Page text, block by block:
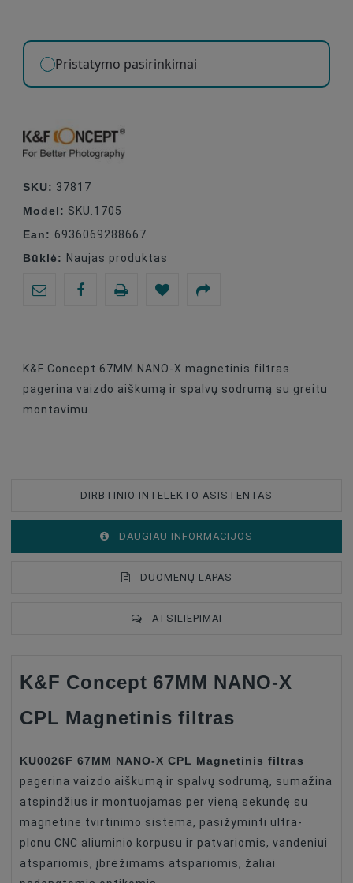
Pristatymo pasirinkimai
SKU: 37817
Model: SKU.1705
Ean: 6936069288667
Būklė: Naujas produktas
K&F Concept 67MM NANO-X magnetinis filtras
pagerina vaizdo aiškumą ir spalvų sodrumą su greitu
montavimu.
DIRBTINIO INTELEKTO ASISTENTAS
DAUGIAU INFORMACIJOS
DUOMENŲ LAPAS
ATSILIEPIMAI
Type Of Product Objektyvo Filtras
Filter Type CPL (polarising)
K&F Concept 67MM NANO-X
CPL Magnetinis filtras
KU0026F 67MM NANO-X CPL Magnetinis filtras
pagerina vaizdo aiškumą ir spalvų sodrumą, sumažina
atspindžius ir montuojamas per vieną sekundę su
magnetine tvirtinimo sistema, pasižyminti ultra-
plonu CNC aliuminio korpusu ir patvariomis, vandeniui
atspariomis, įbrėžimams atspariomis, žaliai